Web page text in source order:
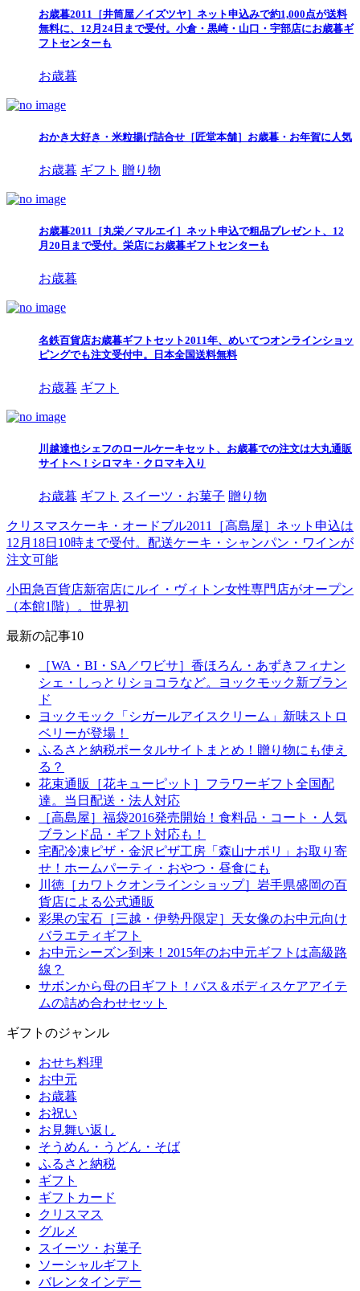
お歳暮2011［井筒屋／イズツヤ］ネット申込みで約1,000点が送料
無料に、12月24日まで受付。小倉・黒崎・山口・宇部店にお歳暮ギ
フトセンターも
お歳暮
おかき大好き・米粒揚げ詰合せ［匠堂本舗］お歳暮・お年賀に人気
お歳暮 ギフト 贈り物
お歳暮2011［丸栄／マルエイ］ネット申込で粗品プレゼント、12
月20日まで受付。栄店にお歳暮ギフトセンターも
お歳暮
名鉄百貨店お歳暮ギフトセット2011年、めいてつオンラインショッ
ピングでも注文受付中。日本全国送料無料
お歳暮 ギフト
川越達也シェフのロールケーキセット、お歳暮での注文は大丸通販
サイトへ！シロマキ・クロマキ入り
お歳暮 ギフト スイーツ・お菓子 贈り物
クリスマスケーキ・オードブル2011［高島屋］ネット申込は
12月18日10時まで受付。配送ケーキ・シャンパン・ワインが
注文可能
小田急百貨店新宿店にルイ・ヴィトン女性専門店がオープン
（本館1階）。世界初
最新の記事10
［WA・BI・SA／ワビサ］香ほろん・あずきフィナン
シェ・しっとりショコラなど。ヨックモック新ブラン
ド
ヨックモック「シガールアイスクリーム」新味ストロ
ベリーが登場！
ふるさと納税ポータルサイトまとめ！贈り物にも使え
る？
花束通販［花キューピット］フラワーギフト全国配
達。当日配送・法人対応
［高島屋］福袋2016発売開始！食料品・コート・人気
ブランド品・ギフト対応も！
宅配冷凍ピザ・金沢ピザ工房「森山ナポリ」お取り寄
せ！ホームパーティ・おやつ・昼食にも
川徳［カワトクオンラインショップ］岩手県盛岡の百
貨店による公式通販
彩果の宝石［三越・伊勢丹限定］天女像のお中元向け
バラエティギフト
お中元シーズン到来！2015年のお中元ギフトは高級路
線？
サボンから母の日ギフト！バス＆ボディスケアアイテ
ムの詰め合わせセット
ギフトのジャンル
おせち料理
お中元
お歳暮
お祝い
お見舞い返し
そうめん・うどん・そば
ふるさと納税
ギフト
ギフトカード
クリスマス
グルメ
スイーツ・お菓子
ソーシャルギフト
バレンタインデー